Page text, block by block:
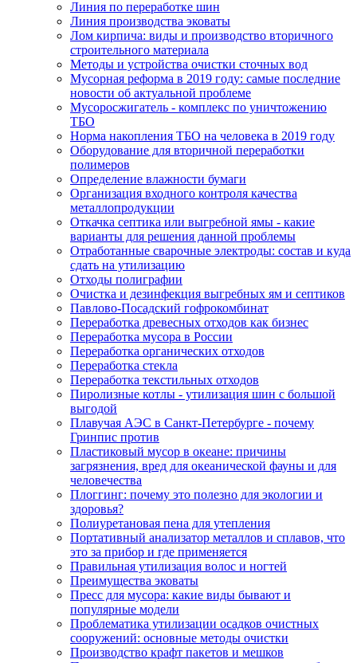
Линия по переработке шин
Линия производства эковаты
Лом кирпича: виды и производство вторичного
строительного материала
Методы и устройства очистки сточных вод
Мусорная реформа в 2019 году: самые последние
новости об актуальной проблеме
Мусоросжигатель - комплекс по уничтожению
ТБО
Норма накопления ТБО на человека в 2019 году
Оборудование для вторичной переработки
полимеров
Определение влажности бумаги
Организация входного контроля качества
металлопродукции
Откачка септика или выгребной ямы - какие
варианты для решения данной проблемы
Отработанные сварочные электроды: состав и куда
сдать на утилизацию
Отходы полиграфии
Очистка и дезинфекция выгребных ям и септиков
Павлово-Посадский гофрокомбинат
Переработка древесных отходов как бизнес
Переработка мусора в России
Переработка органических отходов
Переработка стекла
Переработка текстильных отходов
Пиролизные котлы - утилизация шин с большой
выгодой
Плавучая АЭС в Санкт-Петербурге - почему
Гринпис против
Пластиковый мусор в океане: причины
загрязнения, вред для океанической фауны и для
человечества
Плоггинг: почему это полезно для экологии и
здоровья?
Полиуретановая пена для утепления
Портативный анализатор металлов и сплавов, что
это за прибор и где применяется
Правильная утилизация волос и ногтей
Преимущества эковаты
Пресс для мусора: какие виды бывают и
популярные модели
Проблематика утилизации осадков очистных
сооружений: основные методы очистки
Производство крафт пакетов и мешков